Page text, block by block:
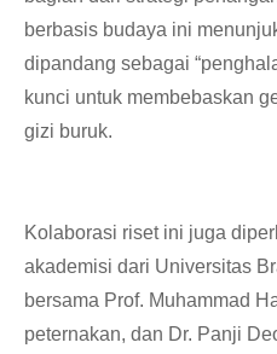
berbasis budaya ini
dipandang sebagai
kunci untuk membebaskan
gizi buruk.
Kolaborasi riset ini juga
akademisi dari Universitas
bersama Prof. Muhammad
peternakan, dan Dr. Panji